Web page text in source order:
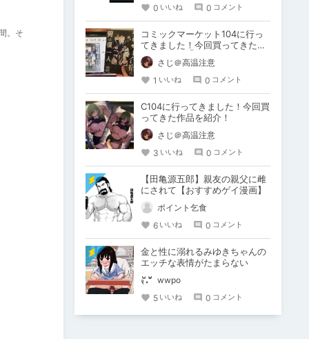
。そ
0 いいね 0 コメント
コミックマーケット104に行っ
てきました！今回買ってきた作
品を紹介！③
さじ＠高温注意
1 いいね 0 コメント
C104に行ってきました！今回買
ってきた作品を紹介！
さじ＠高温注意
3 いいね 0 コメント
【田亀源五郎】親友の親父に雌
にされて【おすすめゲイ漫画】
ポイント乞食
6 いいね 0 コメント
金と性に溺れるみゆきちゃんの
エッチな表情がたまらない
wwpo
5 いいね 0 コメント